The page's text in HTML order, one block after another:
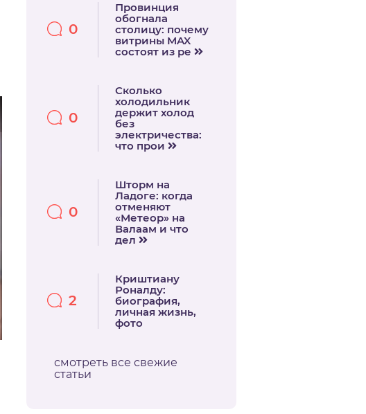
0
Провинция
обогнала
столицу: почему
витрины MAX
состоят из ре
0
Сколько
холодильник
держит холод
без
электричества:
что прои
0
Шторм на
Ладоге: когда
отменяют
«Метеор» на
Валаам и что
дел
2
Криштиану
Роналду:
биография,
личная жизнь,
фото
смотреть все свежие
статьи